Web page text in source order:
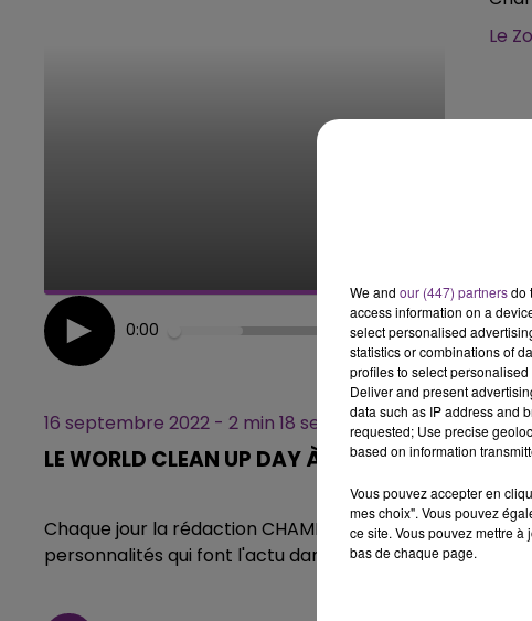
Le
0:00
16 septembre 2022 - 2 min 18 sec
LE WORLD CLEAN UP DAY À REIMS
Chaque jour la rédaction CHAMPAGNE FM, vous
personnalités qui font l'actu dans notre région.
We and our (447) partnersdo
access information on a
select personalised
statistics or combinations of
profiles to select
Deliver and present
data such as IP address and
requested; Use precise
based on information
Vous pouvez accepter en
mes choix". Vous pouvez
ce site. Vous pouvez mettre
bas de chaque page.